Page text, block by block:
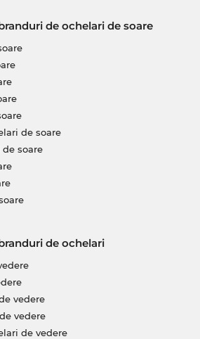
de ochelari de soare
de soare
soare
de ochelari
vedere
vedere
de vedere